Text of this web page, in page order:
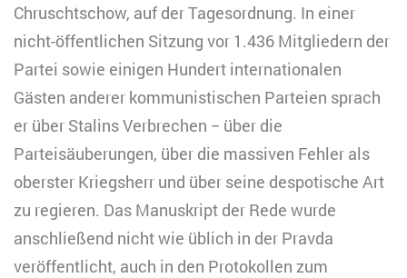
Chruschtschow, auf der Tagesordnung. In einer
nicht-öffentlichen Sitzung vor 1.436 Mitgliedern der
Partei sowie einigen Hundert internationalen
Gästen anderer kommunistischen Parteien sprach
er über Stalins Verbrechen − über die
Parteisäuberungen, über die massiven Fehler als
oberster Kriegsherr und über seine despotische Art
zu regieren. Das Manuskript der Rede wurde
anschließend nicht wie üblich in der Pravda
veröffentlicht, auch in den Protokollen zum